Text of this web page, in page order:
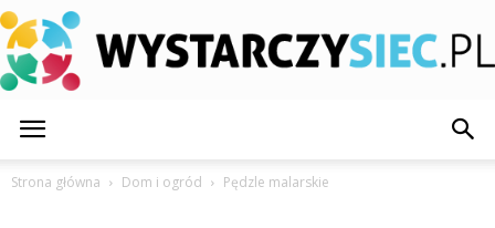
Strona główna Dom i ogród Pędzle malarskie